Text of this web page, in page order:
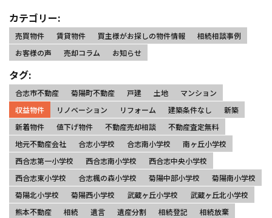
カテゴリー:
売買物件 賃貸物件 買主様がお探しの物件情報
相続相談事例
お客様の声
売却コラム お知らせ
タグ:
合志市不動産 菊陽町不動産 戸建 土地
マンション
収益物件
リノベーション リフォーム 建築条件なし
新築
新着物件
値下げ物件 不動産売却相談
不動産査定無料
地元不動産会社
合志小学校 合志南小学校
南ヶ丘小学校
西合志第一小学校
西合志南小学校
西合志中央小学校
西合志東小学校
合志楓の森小学校 菊陽中部小学校
菊陽南小学校
菊陽北小学校
菊陽西小学校 武蔵ヶ丘小学校
武蔵ヶ丘北小学校
熊本不動産
相続 遺言 遺産分割 相続登記
相続放棄